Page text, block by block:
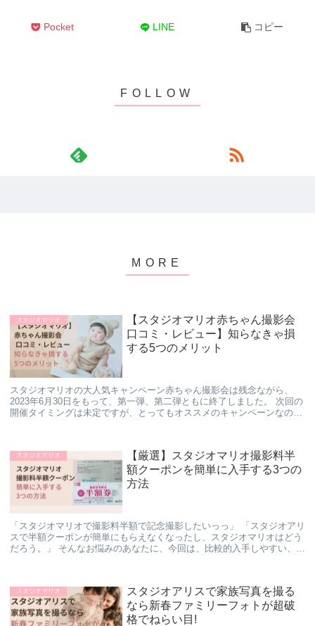
Pocket LINE コピー
スタジオマリオ
【スタジオマリオ赤ちゃん撮影会
口コミ・レビュー】知らなきゃ損
する5つのメリット
スタジオマリオの大人気キャンペーン赤ちゃん撮影会は残念ながら、
2023年6月30日をもって、第一弾、第二弾ともに終了しました。 次回の
開催タイミングは未定ですが、とってもオススメのキャンペーンなの
スタジオマリオ
【厳選】スタジオマリオ撮影料半
額クーポンを簡単に入手する3つの
方法
「スタジオマリオで撮影料半額で記念撮影したいっっ」 「スタジオアリ
スで半額クーポンが簡単にもらえなくなったし、スタジオマリオはどう
だろう。」 そんなお悩みのあなたに、今回は、比較的入手しやすい、ス
スタジオマリオ
スタジオアリスで家族写真を撮る
なら新春ファミリーフォトが超破
格でねらい目!